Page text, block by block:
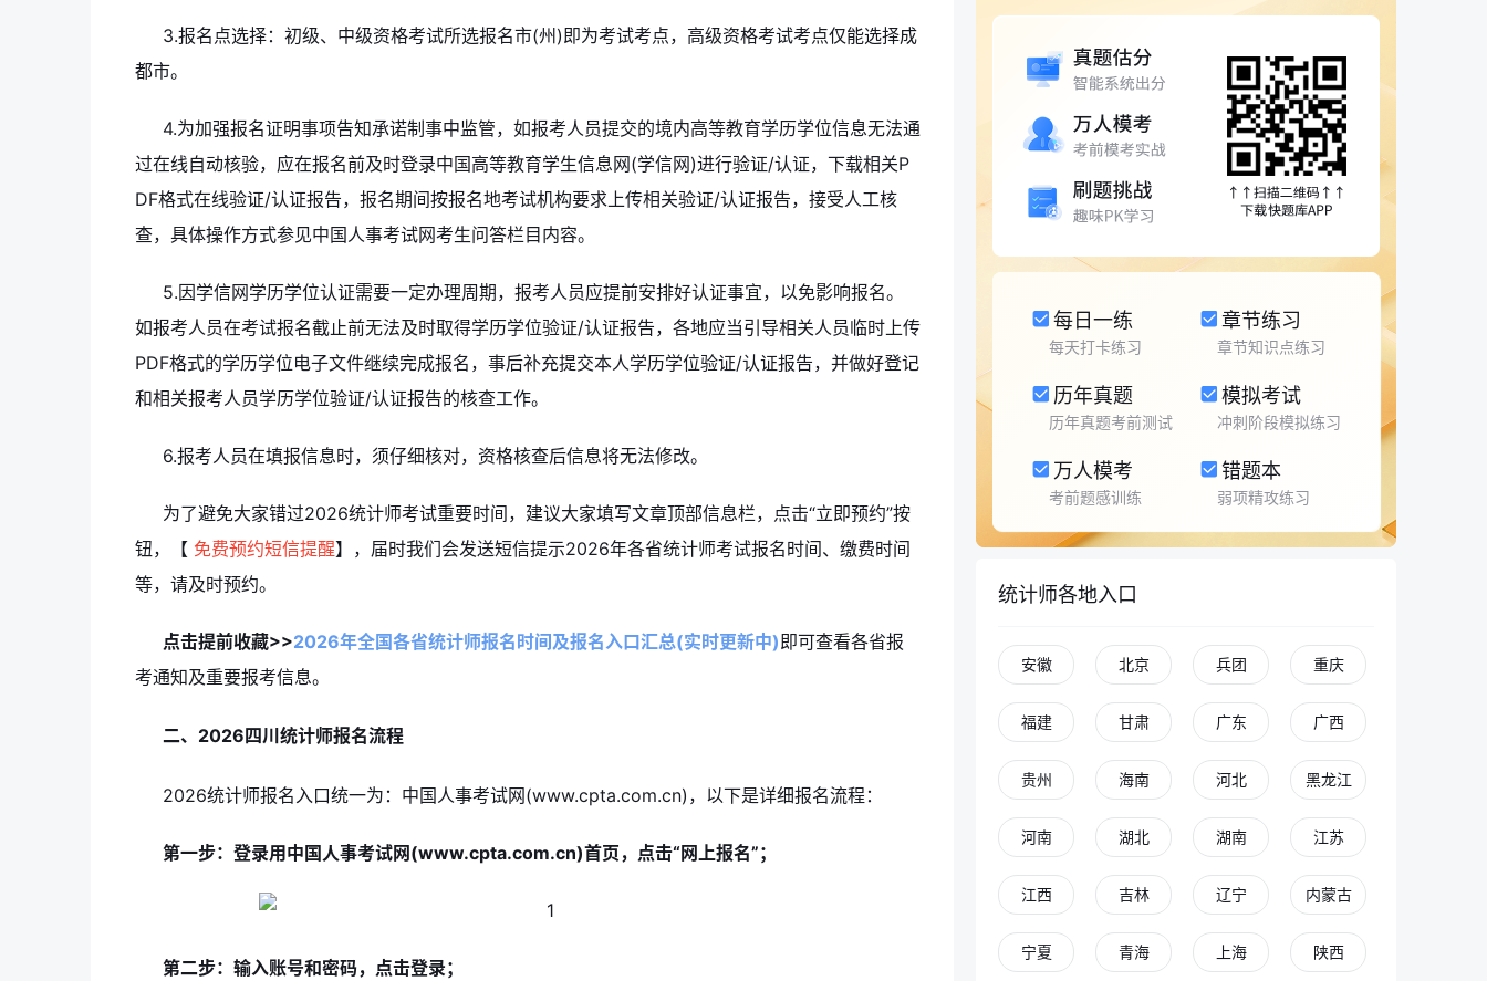
3.报名点选择：初级、中级资格考试所选报名市(州)即为考试考点，高级资格考试考点仅能选择成
都市。
4.为加强报名证明事项告知承诺制事中监管，如报考人员提交的境内高等教育学历学位信息无法通
过在线自动核验，应在报名前及时登录中国高等教育学生信息网(学信网)进行验证/认证，下载相关P
DF格式在线验证/认证报告，报名期间按报名地考试机构要求上传相关验证/认证报告，接受人工核
查，具体操作方式参见中国人事考试网考生问答栏目内容。
5.因学信网学历学位认证需要一定办理周期，报考人员应提前安排好认证事宜，以免影响报名。
如报考人员在考试报名截止前无法及时取得学历学位验证/认证报告，各地应当引导相关人员临时上传
PDF格式的学历学位电子文件继续完成报名，事后补充提交本人学历学位验证/认证报告，并做好登记
和相关报考人员学历学位验证/认证报告的核查工作。
6.报考人员在填报信息时，须仔细核对，资格核查后信息将无法修改。
为了避免大家错过2026统计师考试重要时间，建议大家填写文章顶部信息栏，点击“立即预约”按
钮，【 免费预约短信提醒】，届时我们会发送短信提示2026年各省统计师考试报名时间、缴费时间
等，请及时预约。
点击提前收藏>>2026年全国各省统计师报名时间及报名入口汇总(实时更新中)即可查看各省报
考通知及重要报考信息。
二、2026四川统计师报名流程
2026统计师报名入口统一为：中国人事考试网(www.cpta.com.cn)，以下是详细报名流程：
第一步：登录用中国人事考试网(www.cpta.com.cn)首页，点击“网上报名”；
第二步：输入账号和密码，点击登录；
每日一练
每天打卡练习
章节练习
章节知识点练习
历年真题
历年真题考前测试
模拟考试
冲刺阶段模拟练习
万人模考
考前题感训练
错题本
弱项精攻练习
统计师各地入口
安徽 北京 兵团 重庆
福建 甘肃 广东 广西
贵州 海南 河北 黑龙江
河南 湖北 湖南 江苏
江西 吉林 辽宁 内蒙古
宁夏 青海 上海 陕西